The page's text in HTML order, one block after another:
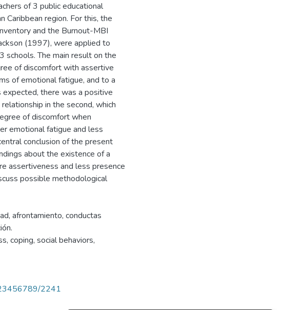
of 3 public educational
Caribbean region. For this, the
and the Burnout-MBI
(1997), were applied to
schools. The main result on the
of discomfort with assertive
of emotional fatigue, and to a
there was a positive
in the second, which
of discomfort when
emotional fatigue and less
conclusion of the present
about the existence of a
assertiveness and less presence
possible methodological
afrontamiento, conductas
coping, social behaviors,
2241